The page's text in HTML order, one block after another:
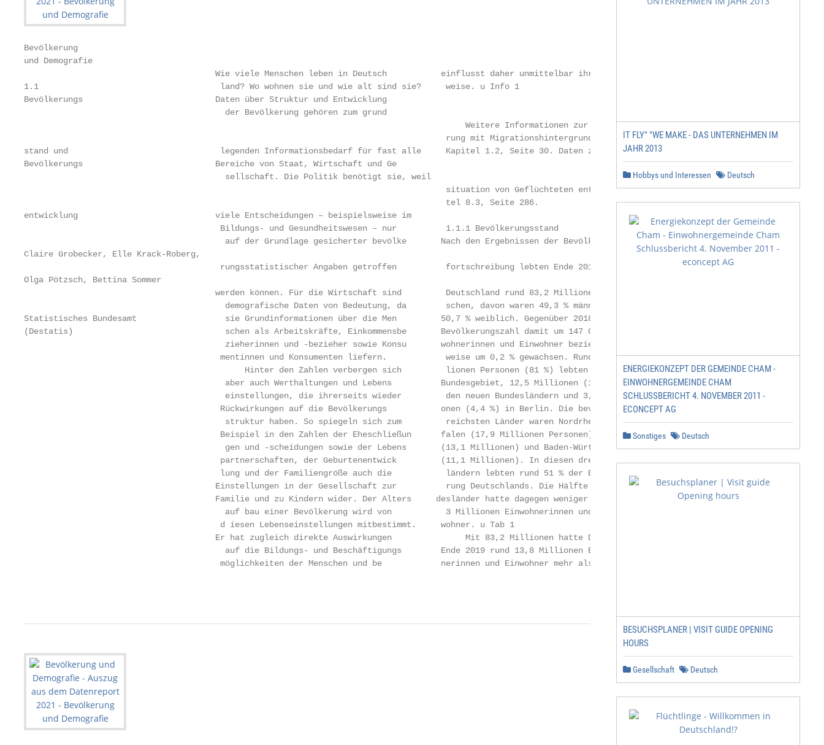
Bevölkerung
und Demografie
                                       Wie viele Menschen leben in Deutsch­           einflusst daher unmittel­bar ihre Lebens­
1.1                                     land? Wo wohnen sie und wie alt sind sie?     weise. u Info 1
Bevölkerungs­                           Daten über Struktur und Entwicklung
                                         der Bevölkerung gehören zum grund­
                                                                                          Weitere Informationen zur Bevölke­
                                                                                      rung mit Migrationshintergrund bietet
stand und                               legenden Informationsbedarf für fast alle     Kapitel 1.2, Seite 30. Daten zur Lebens­
Bevölkerungs­                           Bereiche von Staat, Wirtschaft und Ge­
                                         sellschaft. Die Politik benötigt sie, weil
                                                                                      situation von Geflüchteten enthält Kapi­
                                                                                      tel 8.3, Seite 286.
entwicklung                            viele Entscheidungen – beispielsweise im
                                        Bildungs- und Gesundheitswesen – nur          1.1.1 Bevölkerungsstand
                                         auf der Grundlage gesicherter bevölke­       Nach den Ergebnissen der Bevölkerungs­
Claire Grobecker, Elle Krack-Roberg,
                                        rungsstatistischer Angaben getroffen          fortschreibung lebten Ende 2019 in
Olga Pötzsch, Bettina Sommer
                                       werden können. Für die Wirtschaft sind         Deutschland rund 83,2 Millionen Men­
                                         demografische Daten von Bedeutung, da        schen, davon waren 49,3 % männlich und
Statistisches Bundesamt                  sie Grundinformationen über die Men­         50,7 % weiblich. Gegenüber 2018 ist die
(Destatis)                               schen als Arbeitskräfte, Einkommensbe­       Bevölkerungszahl damit um 147 000 Ein­
                                         zieherinnen und -bezieher sowie Konsu­       wohnerinnen und Einwohner beziehungs­
                                        mentinnen und Konsumenten liefern.            weise um 0,2 % gewachsen. Rund 66,9 Mil­
                                             Hinter den Zahlen verbergen sich         lionen Personen (81 %) lebten im früheren
                                         aber auch Werthaltungen und Lebens­          Bundesgebiet, 12,5 Millionen (15 %) in
                                         einstellungen, die ihrerseits wieder         den neuen Bundesländern und 3,7 Milli­
                                        Rückwirkungen auf die Bevölkerungs­           onen (4,4 %) in Berlin. Die bevölkerungs­
                                         struktur haben. So spiegeln sich zum         reichsten Länder waren Nordrhein-West­
                                        Beispiel in den Zahlen der Eheschließun­      falen (17,9 Millionen Personen), Bayern
                                         gen und -scheidungen sowie der Lebens­       (13,1 Millionen) und Baden-Württemberg
                                        partnerschaften, der Geburtenentwick­         (11,1 Millionen). In diesen drei Bundes­
                                        lung und der Familiengröße auch die           ländern lebten rund 51 % der Bevölke­
                                       Einstellungen in der Gesellschaft zur          rung Deutschlands. Die Hälfte der Bun­
                                       ­Familie und zu Kindern wider. Der Alters­     desländer hatte dagegen weniger als
                                         auf bau einer Bevölkerung wird von           3 Millionen Einwohnerinnen und Ein­
                                        ­d iesen Lebenseinstellungen mitbestimmt.     wohner. u Tab 1
                                       Er hat zugleich direkte Auswirkungen               Mit 83,2 Millionen hatte Deutschland
                                         auf die Bildungs- und Beschäftigungs­        Ende 2019 rund 13,8 Millionen Einwoh­
                                        möglichkeiten der Menschen und be­            nerinnen und Einwohner mehr als 1950.
IT FLY" "WE MAKE - DAS UNTERNEHMEN IM
JAHR 2013
Hobbys und Interessen Deutsch
ENERGIEKONZEPT DER GEMEINDE CHAM -
EINWOHNERGEMEINDE CHAM
SCHLUSSBERICHT 4. NOVEMBER 2011 -
ECONCEPT AG
Sonstiges Deutsch
BESUCHSPLANER | VISIT GUIDE OPENING
HOURS
Gesellschaft Deutsch